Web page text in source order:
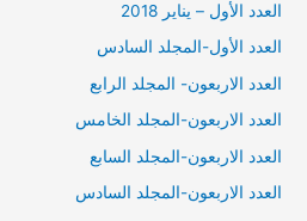
العدد الأول – يناير 2018
العدد الأول-المجلد السادس
العدد الاربعون- المجلد الرابع
العدد الاربعون-المجلد الخامس
العدد الاربعون-المجلد السابع
العدد الاربعون-المجلد السادس